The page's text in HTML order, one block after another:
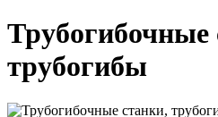
Трубогибочные
трубогибы